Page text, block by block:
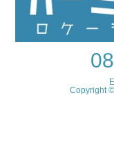
Copyright